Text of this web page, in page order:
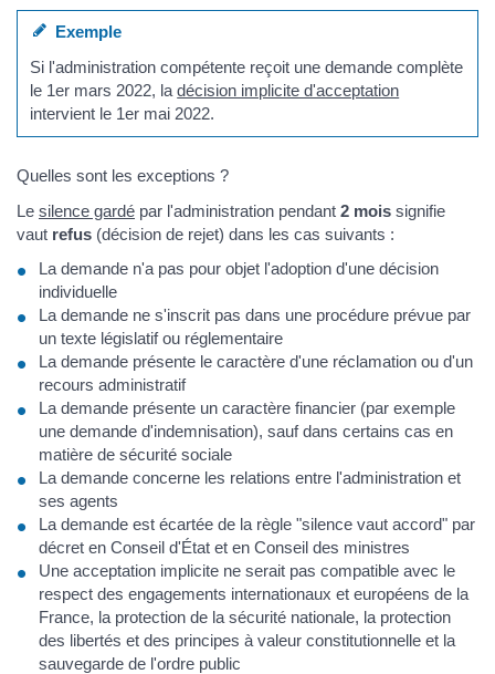
Exemple
Si l'administration compétente reçoit une demande complète
le 1er mars 2022, ladécision implicite d'acceptation
intervient le 1er mai 2022.
Quelles sont les exceptions ?
Le silence gardé par l'administration pendant 2 mois signifie
vaut refus (décision de rejet) dans les cas suivants :
La demande n'a pas pour objet l'adoption d'une décision
individuelle
La demande ne s'inscrit pas dans une procédure prévue par
un texte législatif ou réglementaire
La demande présente le caractère d'une réclamation ou d'un
recours administratif
La demande présente un caractère financier (par exemple
une demande d'indemnisation), sauf dans certains cas en
matière de sécurité sociale
La demande concerne les relations entre l'administration et
ses agents
La demande est écartée de la règle "silence vaut accord" par
décret en Conseil d'État et en Conseil des ministres
Une acceptation implicite ne serait pas compatible avec le
respect des engagements internationaux et européens de la
France, la protection de la sécurité nationale, la protection
des libertés et des principes à valeur constitutionnelle et la
sauvegarde de l'ordre public